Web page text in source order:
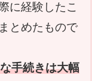
に経験したこ
とめたもので
手続きは大幅